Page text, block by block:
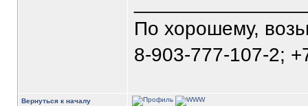
По хорошему,
8-903-777-107-2;
Вернуться к началу